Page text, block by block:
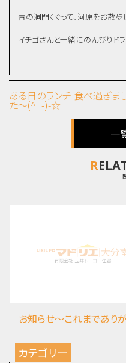
青の洞門くぐって、河原をお散歩
イチゴさんと一緒にのんびりド
ある日のランチ 食べ過ぎま
た～(^_-)-☆
一
お知らせ～これまでありがとうございま
カテゴリー